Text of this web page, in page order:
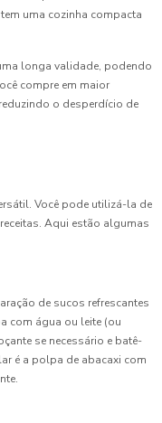
uma cozinha compacta
longa validade, podendo
compre em maior
o desperdício de
Você pode utilizá-la de
Aqui estão algumas
de sucos refrescantes
com água ou leite (ou
se necessário e batê-
é a polpa de abacaxi com